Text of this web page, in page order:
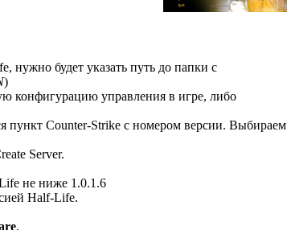
нужно будет указать путь до папки с
)
конфигурацию управления в игре, либо
пункт Counter-Strike с номером версии. Выбираем
Server.
не ниже 1.0.1.6
Half-Life.
.